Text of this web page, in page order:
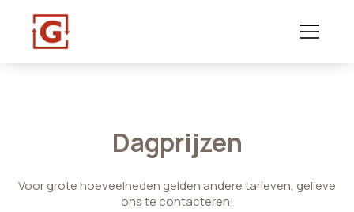
Dagprijzen
Voor grote hoeveelheden gelden andere tarieven, gelieve
ons te contacteren!